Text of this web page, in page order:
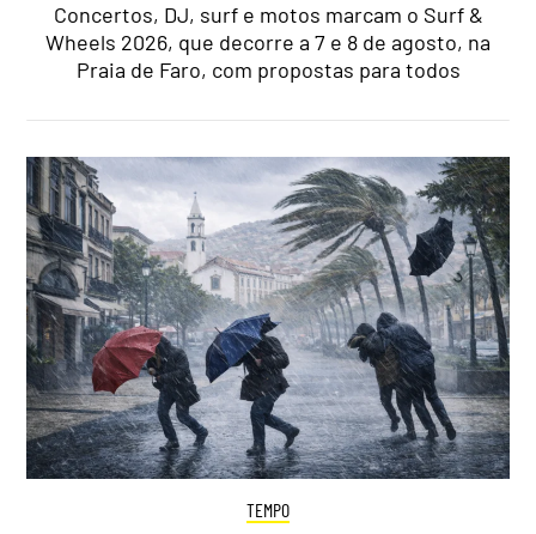
Concertos, DJ, surf e motos marcam o Surf &
Wheels 2026, que decorre a 7 e 8 de agosto, na
Praia de Faro, com propostas para todos
TEMPO